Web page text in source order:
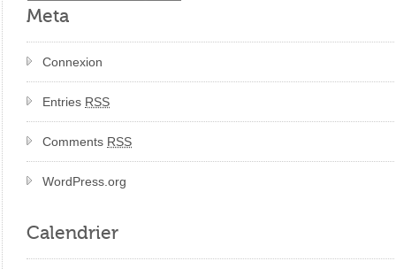
Meta
Connexion
Entries RSS
Comments RSS
WordPress.org
Calendrier